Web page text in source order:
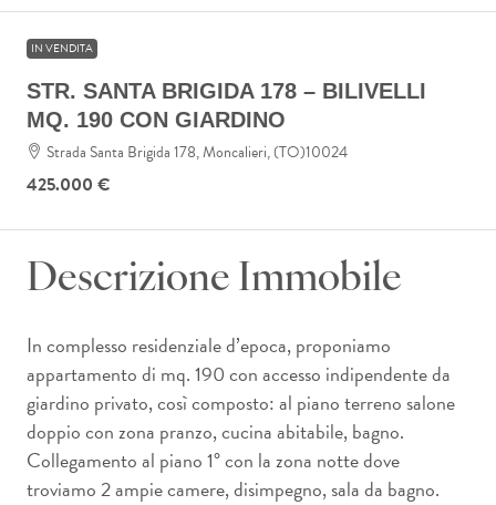
IN VENDITA
STR. SANTA BRIGIDA 178 – BILIVELLI
MQ. 190 CON GIARDINO
Strada Santa Brigida 178, Moncalieri, (TO)10024
425.000 €
Descrizione Immobile
In complesso residenziale d’epoca, proponiamo
appartamento di mq. 190 con accesso indipendente da
giardino privato, così composto: al piano terreno salone
doppio con zona pranzo, cucina abitabile, bagno.
Collegamento al piano 1° con la zona notte dove
troviamo 2 ampie camere, disimpegno, sala da bagno.